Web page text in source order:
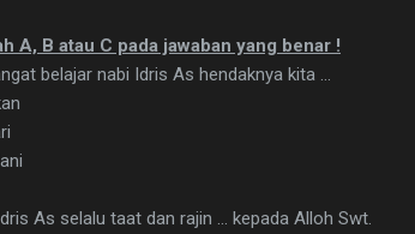
A, B atau C pada jawaban yang benar !
belajar nabi Idris As hendaknya kita ...
As selalu taat dan rajin ... kepada Alloh Swt.